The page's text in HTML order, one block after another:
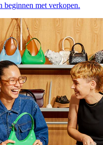
beginnen met verkopen.